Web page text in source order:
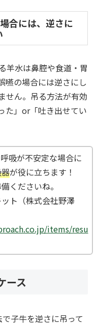
合には、逆さに
羊水は鼻腔や食道・胃
嚥の場合には逆さにし
せん。吊る方法が有効
た」or「吐き出せてい
吸が不安定な場合に
が役に立ちます！
くださいね。
ト（株式会社野澤
items/resu
ース
子牛を逆さに吊って